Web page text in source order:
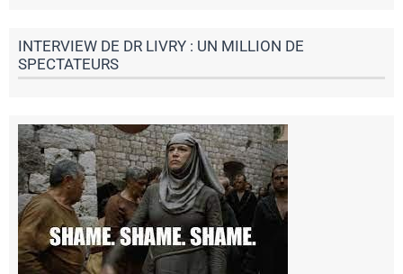
INTERVIEW DE DR LIVRY : UN MILLION DE
SPECTATEURS